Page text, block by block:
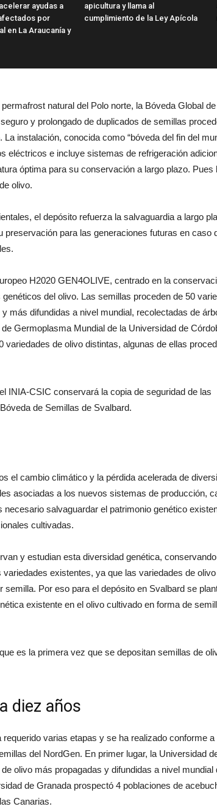
ayudas a
por
en La Araucanía y
apicultura y llama al
cumplimiento de la Ley Apícola
natural del Polo norte, la Bóveda Global de
y prolongado de duplicados de semillas
instalación, conocida como “bóveda del fin del
eléctricos e incluye sistemas de refrigeración
óptima para su conservación a largo plazo. Pues
olivo.
el depósito refuerza la salvaguardia a largo
preservación para las generaciones futuras en caso
H2020 GEN4OLIVE, centrado en la
del olivo. Las semillas proceden de 50
más difundidas a nivel mundial, recolectadas de
Germoplasma Mundial de la Universidad de
de olivo distintas, algunas de ellas
INIA-CSIC conservará la copia de seguridad de las
de Semillas de Svalbard.
el cambio climático y la pérdida acelerada de
asociadas a los nuevos sistemas de producción,
salvaguardar el patrimonio genético
cultivadas.
y estudian esta diversidad genética,
existentes, ya que las variedades de
Por eso para el depósito en Svalbard se
existente en el olivo cultivado en forma de
es la primera vez que se depositan semillas de
diez años
varias etapas y se ha realizado conforme a
del NordGen. En primer lugar, la Universidad
olivo más propagadas y difundidas a nivel mundial
de Granada prospectó 4 poblaciones de
Canarias.